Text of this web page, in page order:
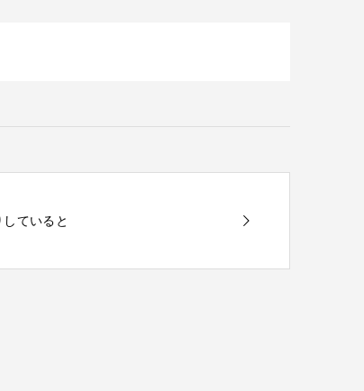
ていると